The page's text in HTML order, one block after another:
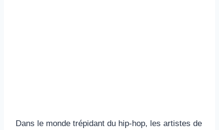
Dans le monde trépidant du hip-hop, les artistes de